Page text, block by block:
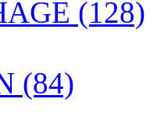
(128)
(84)